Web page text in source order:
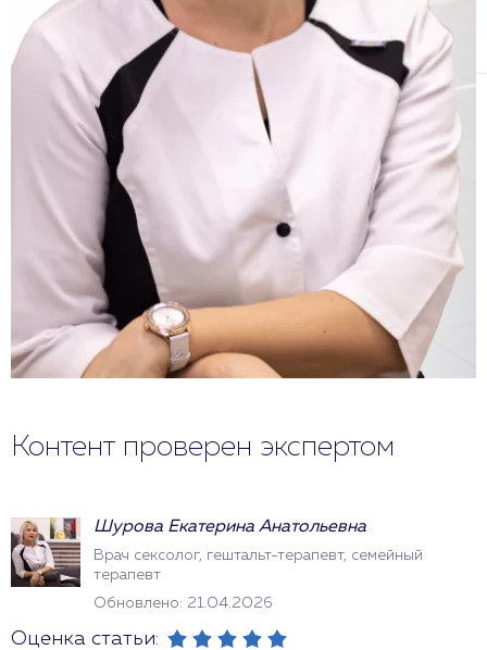
Контент проверен экспертом
Шурова Екатерина Анатольевна
Врач сексолог, гештальт-терапевт, семейный
терапевт
Обновлено: 21.04.2026
Оценка статьи: